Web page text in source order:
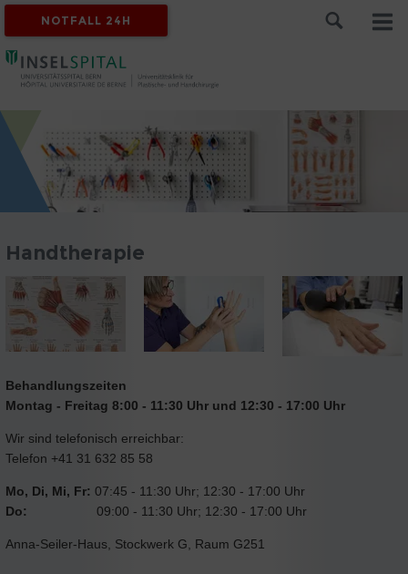
NOTFALL 24H
Handtherapie
Behandlungszeiten
Montag - Freitag 8:00 - 11:30 Uhr und 12:30 - 17:00 Uhr
Wir sind telefonisch erreichbar:
Telefon +41 31 632 85 58
Mo, Di, Mi, Fr: 07:45 - 11:30 Uhr; 12:30 - 17:00 Uhr
Do: 09:00 - 11:30 Uhr; 12:30 - 17:00 Uhr
Anna-Seiler-Haus, Stockwerk G, Raum G251